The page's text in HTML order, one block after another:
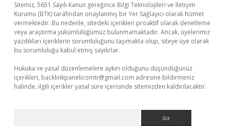
Sitemiz, 5651 Sayılı Kanun gereğince Bilgi Teknolojileri ve İletişim
Kurumu (BTK) tarafından onaylanmış bir Yer Sağlayıcı olarak hizmet
vermektedir. Bu nedenle, sitedeki içerikleri proaktif olarak denetleme
veya araştırma yükümlülüğümüz bulunmamaktadır. Ancak, üyelerimiz
yazdıkları içeriklerin sorumluluğunu taşımakta olup, siteye üye olarak
bu sorumluluğu kabul etmiş sayılırlar.
Hukuka ve yasal düzenlemelere aykırı olduğunu düşündüğünüz
içerikleri, backlinkpanelicomtr@gmail.com adresine bildirmeniz
halinde, ilgili içerikler yasal süre içerisinde sitemizden kaldırılacaktır.